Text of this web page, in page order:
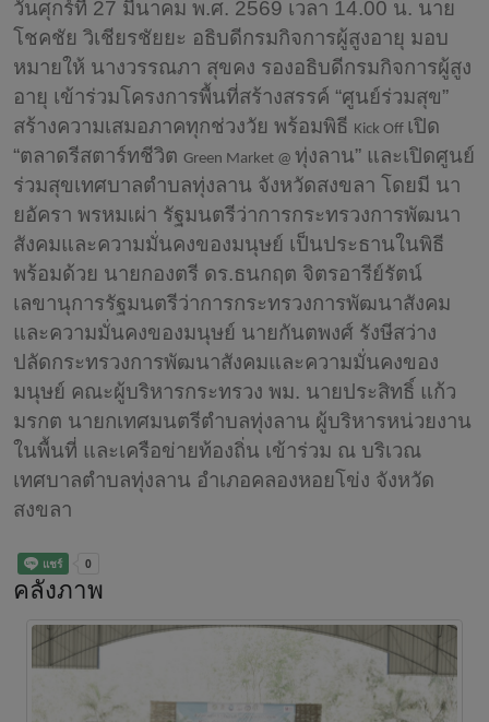
วันศุกร์ที่ 27 มีนาคม พ.ศ. 2569 เวลา 14.00 น. นาย
โชคชัย วิเชียรชัยยะ อธิบดีกรมกิจการผู้สูงอายุ มอบ
หมายให้ นางวรรณภา สุขคง รองอธิบดีกรมกิจการผู้สูง
อายุ เข้าร่วมโครงการพื้นที่สร้างสรรค์ “ศูนย์ร่วมสุข”
สร้างความเสมอภาคทุกช่วงวัย พร้อมพิธี Kick Off เปิด
“ตลาดรีสตาร์ทชีวิต Green Market @ ทุ่งลาน” และเปิดศูนย์
ร่วมสุขเทศบาลตำบลทุ่งลาน จังหวัดสงขลา โดยมี นา
ยอัครา พรหมเผ่า รัฐมนตรีว่าการกระทรวงการพัฒนา
สังคมและความมั่นคงของมนุษย์ เป็นประธานในพิธี
พร้อมด้วย นายกองตรี ดร.ธนกฤต จิตรอารีย์รัตน์
เลขานุการรัฐมนตรีว่าการกระทรวงการพัฒนาสังคม
และความมั่นคงของมนุษย์ นายกันตพงศ์ รังษีสว่าง
ปลัดกระทรวงการพัฒนาสังคมและความมั่นคงของ
มนุษย์ คณะผู้บริหารกระทรวง พม. นายประสิทธิ์ แก้ว
มรกต นายกเทศมนตรีตำบลทุ่งลาน ผู้บริหารหน่วยงาน
ในพื้นที่ และเครือข่ายท้องถิ่น เข้าร่วม ณ บริเวณ
เทศบาลตำบลทุ่งลาน อำเภอคลองหอยโข่ง จังหวัด
สงขลา
คลังภาพ